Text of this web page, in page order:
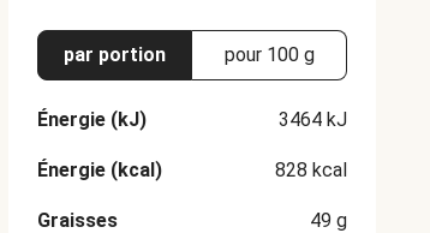
par portion pour 100 g
Énergie (kJ) 3464 kJ
Énergie (kcal) 828 kcal
Graisses 49 g